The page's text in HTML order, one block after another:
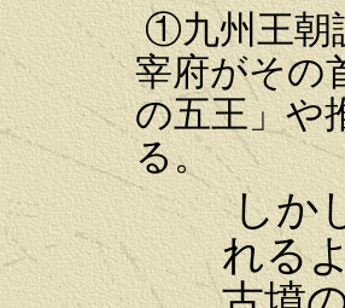
①九州王朝
宰府がその
の五王」や
る。
しか
れる